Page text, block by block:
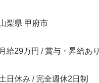
梨県 甲府市
月給29万円 / 賞与・昇給あり
日休み / 完全週休2日制